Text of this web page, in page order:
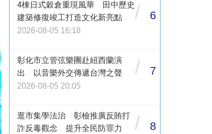
4棟日式穀倉重現風華 田中歷史
建築修復竣工打造文化新亮點
2026-08-05 16:18
/ 6
彰化市立管弦樂團赴紐西蘭演
出 以音樂外交傳遞台灣之聲
2026-08-05 20:05
/ 7
逛市集學法治 彰檢推廣反賄打
詐反毒觀念 提升全民防罪力
/ 8